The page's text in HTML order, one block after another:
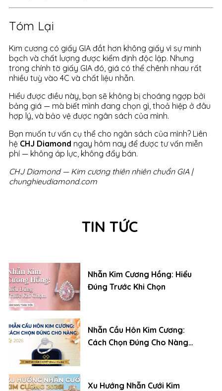
TIN TỨC
Nhẫn Kim Cương Hồng: Hiểu
Đúng Trước Khi Chọn
Nhẫn Cầu Hôn Kim Cương:
Cách Chọn Đúng Cho Nàng
Xu Hướng Nhẫn Cưới Kim
Tóm Lại
Kim cương có giấy GIA đắt hơn không giấy vì sự minh
bạch và chất lượng được kiểm định độc lập. Nhưng
trong chính tờ giấy GIA đó, giá có thể chênh nhau rất
nhiều tuỳ vào 4C và chất liệu nhẫn.
Hiểu được điều này, bạn sẽ không bị choáng ngợp bởi
bảng giá — mà biết mình đang chọn gì, thoả hiệp ở đâu
hợp lý, và bảo vệ được ngân sách của mình.
Bạn muốn tư vấn cụ thể cho ngân sách của mình? Liên
hệ CHJ Diamond ngay hôm nay để được tư vấn miễn
phí — không áp lực, không đẩy bán.
CHJ Diamond — Kim cương thiên nhiên chuẩn GIA |
chunghieudiamond.com